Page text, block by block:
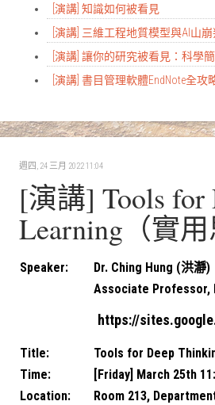
[演講] 知識如何被看見
[演講] 三維工程地質模型與AI山
[演講] 讓你的研究被看見：科學
[演講] 書目管理軟體EndNote全攻
週四, 24 三月 2022 11:04
[演講] Tools for
Learning（實
Speaker:
Dr. Ching Hung (洪瀞)
Associate Professor,
https://
Title:
Tools for Deep
Time:
[Friday] March 25th
Location:
Room 213,